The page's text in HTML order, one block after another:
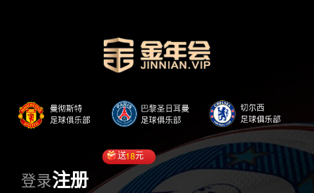
登录注册
送18元